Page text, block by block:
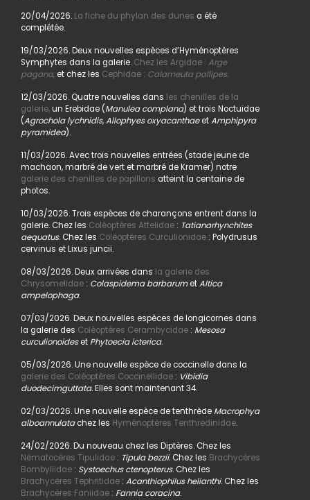
20/04/2026. La fiche du phylan des dunes a été
complétée.
19/03/2026. Deux nouvelles espèces d’Hyménoptères
Symphytes dans la galerie. Chez les Argidae : Arge
pagana,et chez les Cephidae : Calameuta pallipes.
12/03/2026. Quatre nouvelles dans les chenilles de la
galerie,un Erebidae (Manulea complana) et trois Noctuidae
(Agrochola lychnidis, Allophyes oxyacanthaeetAmphipyra
pyramidea).
11/03/2026. Avec trois nouvelles entrées (stade jeune de
machaon, marbré de vert et marbré de Kramer) notre
galerie des chenilles de papillons atteint la centaine de
photos.
10/03/2026. Trois espèces de charançons entrent dans la
galerie. Chez les Coléoptères Attelidae: Tatianarhynchites
aequatus. Chez les Coléoptères Curculionidae: Polydrusus
cervinus et Lixus juncii.
08/03/2026. Deux arrivées dans la galerie des
Chrysomelidae: Colaspidema barbarumetAltica
ampelophaga.
07/03/2026. Deux nouvelles espèces de longicornes dans
la galerie des Coléoptères Cerambycidae: Mesosa
curculionoideset Phytoecia icterica.
05/03/2026. Une nouvelle espèce de coccinelle dans la
galerie des Coléoptères Coccinellidae: Vibidia
duodecimguttata.Elles sont maintenant 34.
02/03/2026. Une nouvelle espèce de tenthrède Macrophya
alboannulatachez les Hyménoptères Tenthredinidae.
24/02/2026. Du nouveau chez les Diptères. Chez les
Nématocères Tipulidae: Tipula bezzii. Chez les Brachycères
Bombyliidae: Systoechus ctenopterus. Chez les
Brachycères Tephritidae: Acanthiophilus helianthi. Chez les
Brachycères Faniidae: Fannia coracina.